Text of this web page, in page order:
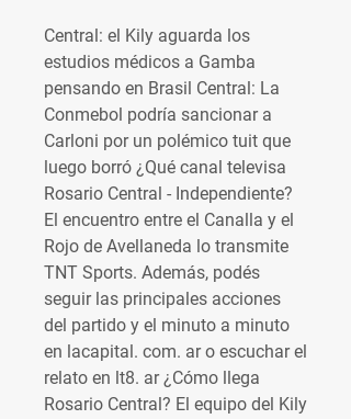
Central: el Kily aguarda los
estudios médicos a Gamba
pensando en Brasil Central: La
Conmebol podría sancionar a
Carloni por un polémico tuit que
luego borró ¿Qué canal televisa
Rosario Central - Independiente?
El encuentro entre el Canalla y el
Rojo de Avellaneda lo transmite
TNT Sports. Además, podés
seguir las principales acciones
del partido y el minuto a minuto
en lacapital. com. ar o escuchar el
relato en lt8. ar ¿Cómo llega
Rosario Central? El equipo del Kily